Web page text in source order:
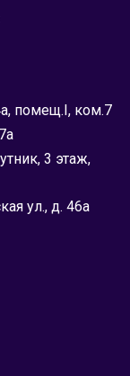
помещ.I, ком.7
3 этаж,
ул., д. 46а